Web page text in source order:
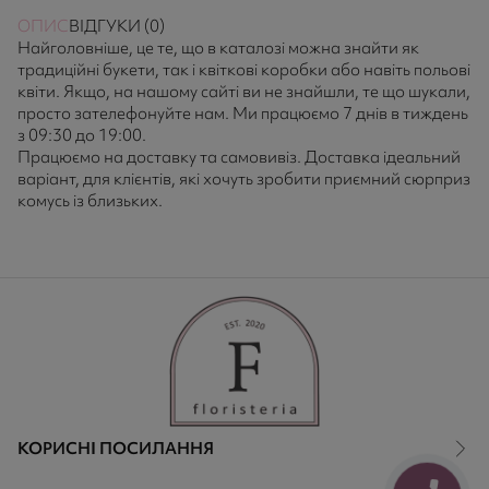
ОПИСВІДГУКИ (0)
Найголовніше, це те, що в каталозі можна знайти як
традиційні букети, так і квіткові коробки або навіть польові
квіти. Якщо, на нашому сайті ви не знайшли, те що шукали,
просто зателефонуйте нам. Ми працюємо 7 днів в тиждень
з 09:30 до 19:00.
Працюємо на доставку та самовивіз. Доставка ідеальний
варіант, для клієнтів, які хочуть зробити приємний сюрприз
комусь із близьких.
КОРИСНІ ПОСИЛАННЯ